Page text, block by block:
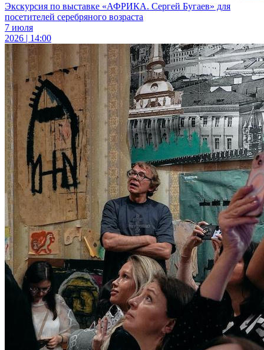
Экскурсия по выставке «АФРИКА. Сергей Бугаев» для
посетителей серебряного возраста
7 июля
2026 | 14:00